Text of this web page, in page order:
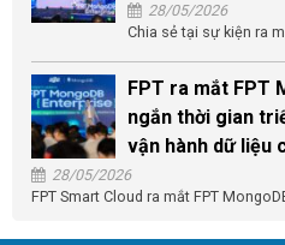
28/05/2026
Chia sẻ tại sự kiện ra
FPT ra mắt FPT
ngắn thời gian
vận hành dữ liệu
28/05/2026
FPT Smart Cloud ra mắt FPT